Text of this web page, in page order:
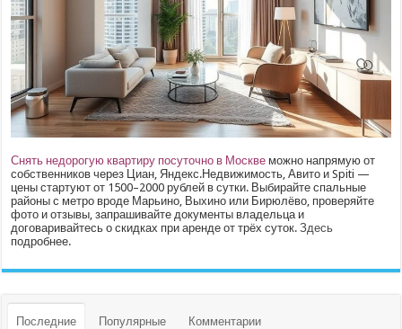
Снять недорогую квартиру посуточно в Москве можно напрямую от
собственников через Циан, Яндекс.Недвижимость, Авито и Spiti —
цены стартуют от 1500–2000 рублей в сутки. Выбирайте спальные
районы с метро вроде Марьино, Выхино или Бирюлёво, проверяйте
фото и отзывы, запрашивайте документы владельца и
договаривайтесь о скидках при аренде от трёх суток.Здесь
подробнее.
Последние Популярные Комментарии